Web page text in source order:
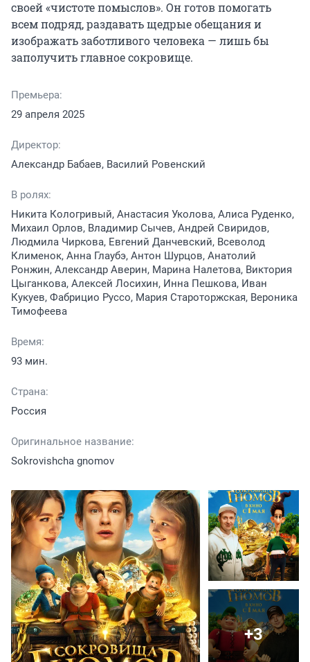
своей «чистоте помыслов». Он готов помогать
всем подряд, раздавать щедрые обещания и
изображать заботливого человека — лишь бы
заполучить главное сокровище.
Премьера:
29 апреля 2025
Директор:
Александр Бабаев, Василий Ровенский
В ролях:
Никита Кологривый, Анастасия Уколова, Алиса Руденко,
Михаил Орлов, Владимир Сычев, Андрей Свиридов,
Людмила Чиркова, Евгений Данчевский, Всеволод
Клименок, Анна Глаубэ, Антон Шурцов, Анатолий
Ронжин, Александр Аверин, Марина Налетова, Виктория
Цыганкова, Алексей Лосихин, Инна Пешкова, Иван
Кукуев, Фабрицио Руссо, Мария Староторжская, Вероника
Тимофеева
Время:
93 мин.
Страна:
Россия
Оригинальное название:
Sokrovishcha gnomov
+3